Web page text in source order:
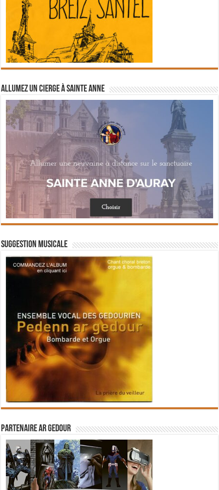
Allumez un cierge à Sainte Anne
Suggestion musicale
Partenaire Ar Gedour